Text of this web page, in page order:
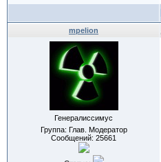
mpelion
Генералиссимус
Группа: Глав. Модератор
Сообщений: 25661